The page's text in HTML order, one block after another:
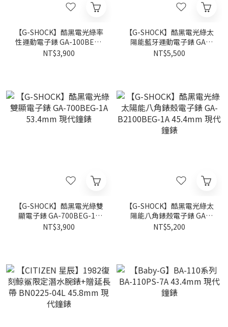
【G-SHOCK】酷黑電光綠率
性運動電子錶 GA-100BEG-
1A 51.2mm 現代鐘錶
NT$3,900
【G-SHOCK】酷黑電光綠太
陽能藍牙運動電子錶 GA-
B010BEG-1A 49.3mm 現代NT$5,500
【G-SHOCK】酷黑電光綠雙
顯電子錶 GA-700BEG-1A
53.4mm 現代鐘錶
NT$3,900
【G-SHOCK】酷黑電光綠太
陽能八角錶殼電子錶 GA-
B2100BEG-1A 45.4mm 現
NT$5,200